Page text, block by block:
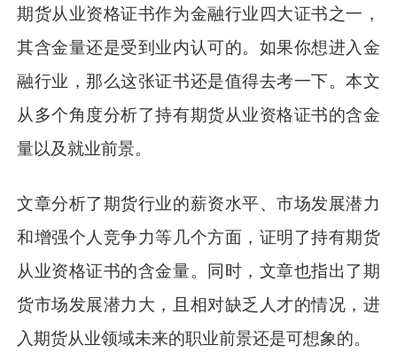
期货从业资格证书作为金融行业四大证书之一，
其含金量还是受到业内认可的。如果你想进入金
融行业，那么这张证书还是值得去考一下。本文
从多个角度分析了持有期货从业资格证书的含金
量以及就业前景。
文章分析了期货行业的薪资水平、市场发展潜力
和增强个人竞争力等几个方面，证明了持有期货
从业资格证书的含金量。同时，文章也指出了期
货市场发展潜力大，且相对缺乏人才的情况，进
入期货从业领域未来的职业前景还是可想象的。